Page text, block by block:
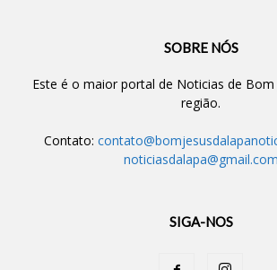
SOBRE NÓS
Este é o maior portal de Noticias de Bom
região.
Contato:
noticiasdalapa@gmail.com
SIGA-NOS